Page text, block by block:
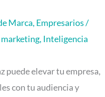
Marca, Empresarios /
, Inteligencia
puede elevar tu empresa,
con tu audiencia y